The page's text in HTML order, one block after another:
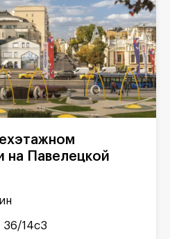
на Павелецкой
36/14с3